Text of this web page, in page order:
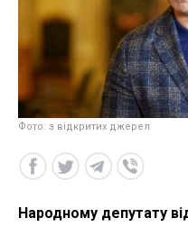
Фото: з відкритих джерел
Народному депутату